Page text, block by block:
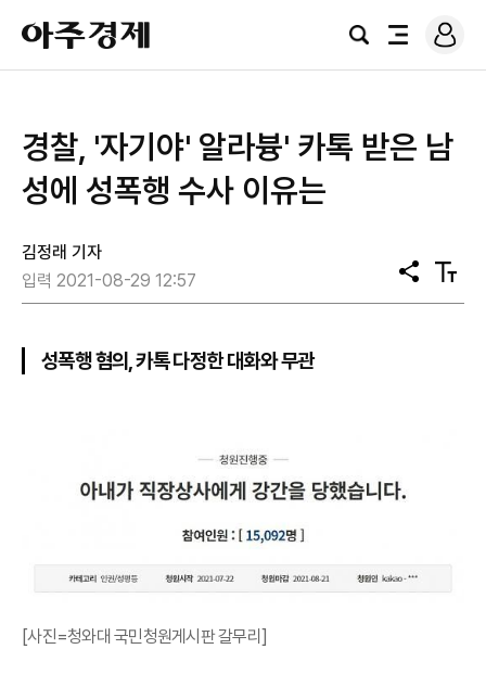
아
주
경
검
전
로
그
경찰, '자기야' 알라븅' 카톡 받은 남
성에 성폭행 수사 이유는
김정래 기자
입력 2021-08-29 12:57
공
유
텍
스
성폭행 혐의, 카톡 다정한 대화와 무관
[사진=청와대 국민청원게시판 갈무리]